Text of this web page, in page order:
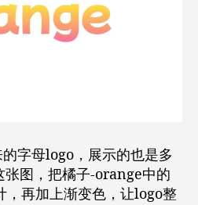
字母logo，展示的也是多
张图，把橘子-orange中的
，再加上渐变色，让logo整